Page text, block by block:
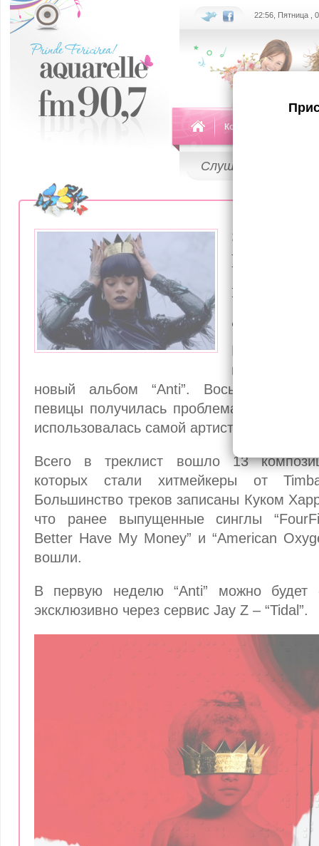
22:56, Пятница ,
Команда
Слушай
29 Января
Рианна
альбом
Рианна
новый альбом “Anti”. Восьмая
певицы получилась проблематичной:
использовалась самой артисткой более
Всего в треклист вошло 13
которых стали хитмейкеры от
Большинство треков записаны Куком
что ранее выпущенные синглы
Better Have My Money” и “American
вошли.
В первую неделю “Anti” можно будет
эксклюзивно через сервис Jay Z – “Tidal”.